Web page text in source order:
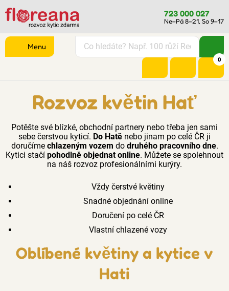
723 000 027
Ne–Pá 8–21, So 9–17
0
Menu
Rozvoz květin Hať
Potěšte své blízké, obchodní partnery nebo třeba jen sami
sebe čerstvou kyticí. Do Hatě nebo jinam po celé ČR ji
doručíme chlazeným vozem do druhého pracovního dne.
Kytici stačí pohodlně objednat online. Můžete se spolehnout
na náš rozvoz profesionálními kurýry.
Vždy čerstvé květiny
Snadné objednání online
Doručení po celé ČR
Vlastní chlazené vozy
Oblíbené květiny a kytice v
Hati